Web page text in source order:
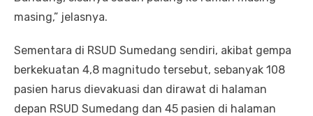
masing,” jelasnya.
Sementara di RSUD Sumedang sendiri, akibat gempa
berkekuatan 4,8 magnitudo tersebut, sebanyak 108
pasien harus dievakuasi dan dirawat di halaman
depan RSUD Sumedang dan 45 pasien di halaman